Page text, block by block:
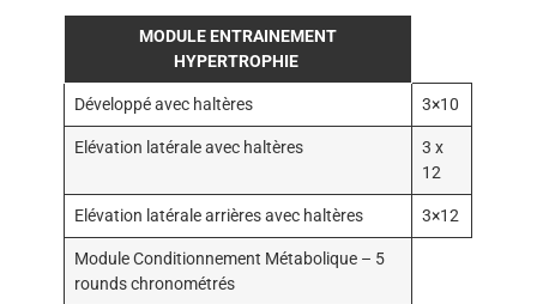
MODULE ENTRAINEMENT
HYPERTROPHIE
Développé avec haltères 3×10
Elévation latérale avec haltères
3 x
12
Elévation latérale arrières avec haltères 3×12
Module Conditionnement Métabolique – 5
rounds chronométrés